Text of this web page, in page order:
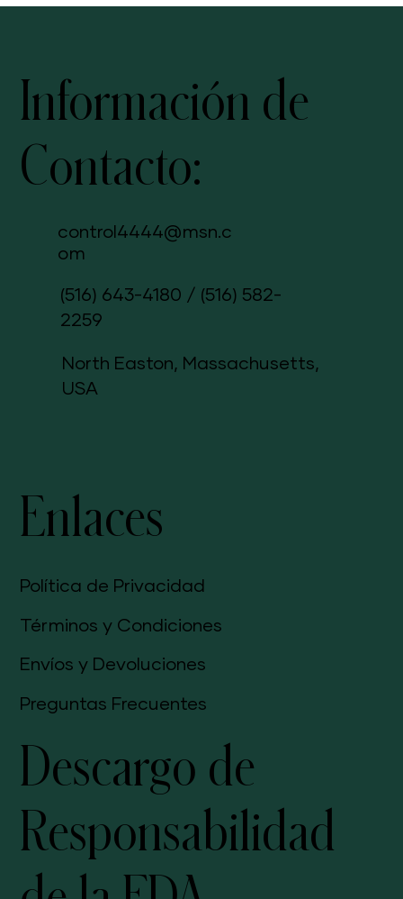
Información de
Contacto:
control4444@msn.c
om
(516) 643-4180 / (516) 582-
2259
North Easton, Massachusetts,
USA
Descargo de
Responsabilidad
Enlaces
Política de Privacidad
Términos y Condiciones
Envíos y Devoluciones
Preguntas Frecuentes